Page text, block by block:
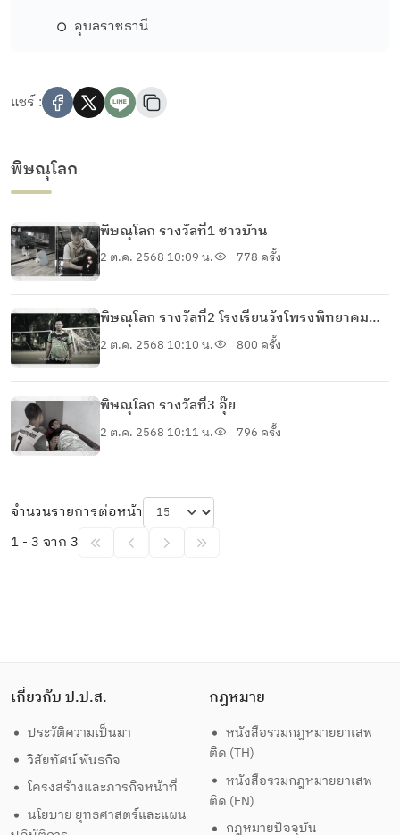
อุบลราชธานี
แชร์ :
พิษณุโลก
พิษณุโลก รางวัลที่1 ชาวบ้าน
2 ต.ค. 2568 10:09 น. 778 ครั้ง
พิษณุโลก รางวัลที่2 โรงเรียนวังโพรงพิทยาคม
จังหวัดพิษณุโลก
2 ต.ค. 2568 10:10 น. 800 ครั้ง
พิษณุโลก รางวัลที่3 อุ๊ย
2 ต.ค. 2568 10:11 น. 796 ครั้ง
จำนวนรายการต่อหน้า
1 - 3 จาก 3
เกี่ยวกับ ป.ป.ส.
ประวัติความเป็นมา
วิสัยทัศน์ พันธกิจ
โครงสร้างและภารกิจหน้าที่
นโยบาย ยุทธศาสตร์และแผน
กฎหมาย
หนังสือรวมกฎหมายยาเสพ
ติด (TH)
หนังสือรวมกฎหมายยาเสพ
ติด (EN)
กฎหมายปัจจุบัน